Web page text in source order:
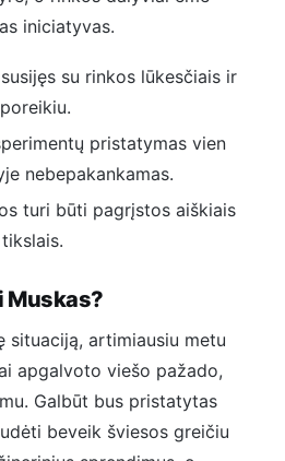
iniciatyvas.
su rinkos lūkesčiais ir
pristatymas vien
nebepakankamas.
turi būti pagrįstos aiškiais
Muskas?
situaciją, artimiausiu metu
apgalvoto viešo pažado,
Galbūt bus pristatytas
beveik šviesos greičiu